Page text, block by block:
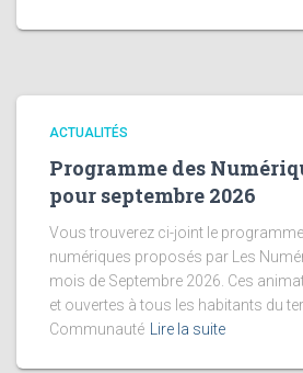
ACTUALITÉS
Programme des
pour septembre 2026
Vous trouverez ci-joint le
numériques proposés par Les
mois de Septembre 2026. Ces
et ouvertes à tous les habitants du
Communauté
Lire la suite